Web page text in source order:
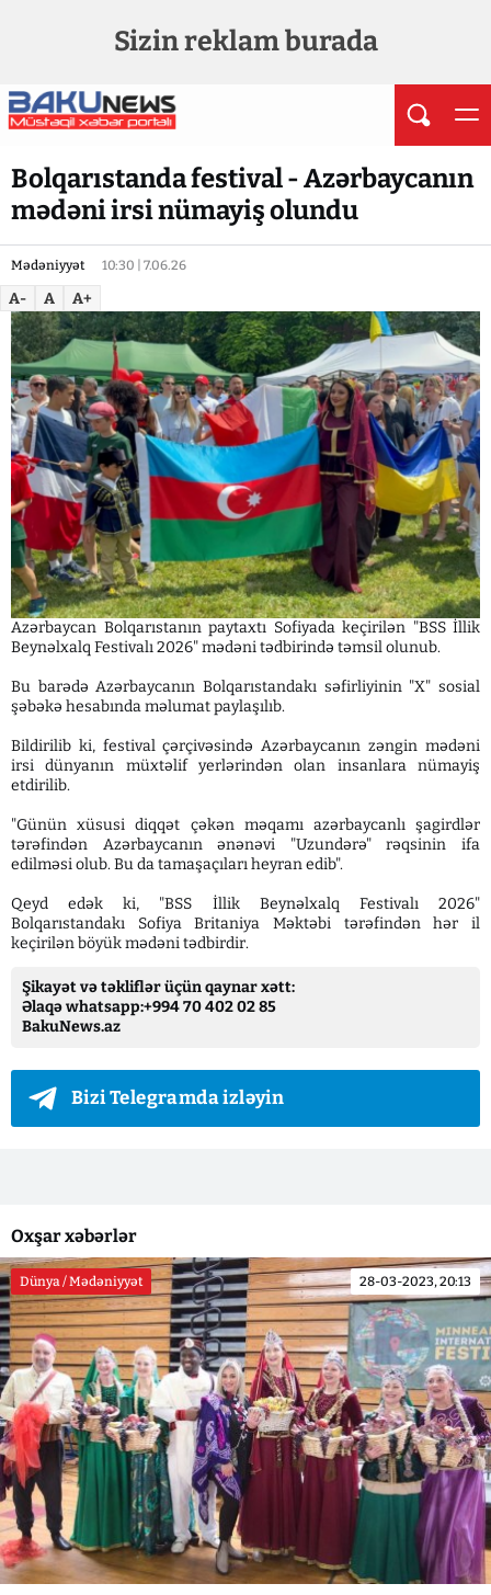
Sizin reklam burada
Bolqarıstanda festival - Azərbaycanın
mədəni irsi nümayiş olundu
Mədəniyyət 10:30 | 7.06.26
A- A A+
Azərbaycan Bolqarıstanın paytaxtı Sofiyada keçirilən "BSS İllik
Beynəlxalq Festivalı 2026" mədəni tədbirində təmsil olunub.
Bu barədə Azərbaycanın Bolqarıstandakı səfirliyinin "X" sosial
şəbəkə hesabında məlumat paylaşılıb.
Bildirilib ki, festival çərçivəsində Azərbaycanın zəngin mədəni
irsi dünyanın müxtəlif yerlərindən olan insanlara nümayiş
etdirilib.
"Günün xüsusi diqqət çəkən məqamı azərbaycanlı şagirdlər
tərəfindən Azərbaycanın ənənəvi "Uzundərə" rəqsinin ifa
edilməsi olub. Bu da tamaşaçıları heyran edib".
Qeyd edək ki, "BSS İllik Beynəlxalq Festivalı 2026"
Bolqarıstandakı Sofiya Britaniya Məktəbi tərəfindən hər il
keçirilən böyük mədəni tədbirdir.
Şikayət və təkliflər üçün qaynar xətt:
Əlaqə whatsapp:+994 70 402 02 85
BakuNews.az
Bizi Telegramda izləyin
Oxşar xəbərlər
Dünya / Mədəniyyət 28-03-2023, 20:13